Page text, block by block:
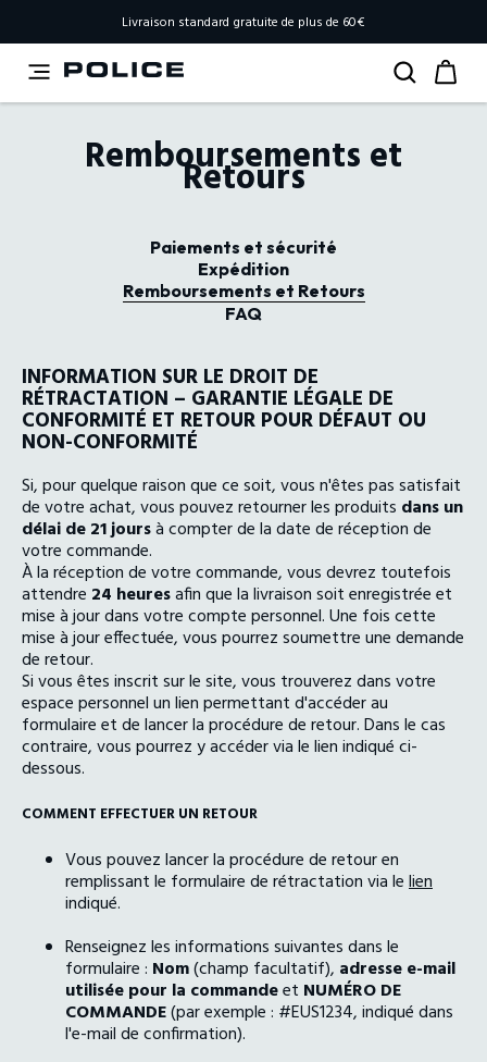
Livraison standard gratuite de plus de 60€
Remboursements et
Retours
Paiements et sécurité
Expédition
Remboursements et Retours
FAQ
INFORMATION SUR LE DROIT DE
RÉTRACTATION – GARANTIE LÉGALE DE
CONFORMITÉ ET RETOUR POUR DÉFAUT OU
NON-CONFORMITÉ
Si, pour quelque raison que ce soit, vous n'êtes pas satisfait
de votre achat, vous pouvez retourner les produits dans un
délai de 21 joursà compter de la date de réception de
votre commande.
À la réception de votre commande, vous devrez toutefois
attendre 24 heuresafin que la livraison soit enregistrée et
mise à jour dans votre compte personnel. Une fois cette
mise à jour effectuée, vous pourrez soumettre une demande
de retour.
Si vous êtes inscrit sur le site, vous trouverez dans votre
espace personnel un lien permettant d'accéder au
formulaire et de lancer la procédure de retour. Dans le cas
contraire, vous pourrez y accéder via le lien indiqué ci-
dessous.
COMMENT EFFECTUER UN RETOUR
Vous pouvez lancer la procédure de retour en
remplissant le formulaire de rétractation via lelien
indiqué.
Renseignez les informations suivantes dans le
formulaire : Nom(champ facultatif), adresse e-mail
utilisée pour la commandeet NUMÉRO DE
COMMANDE(par exemple : #EUS1234, indiqué dans
l'e-mail de confirmation).